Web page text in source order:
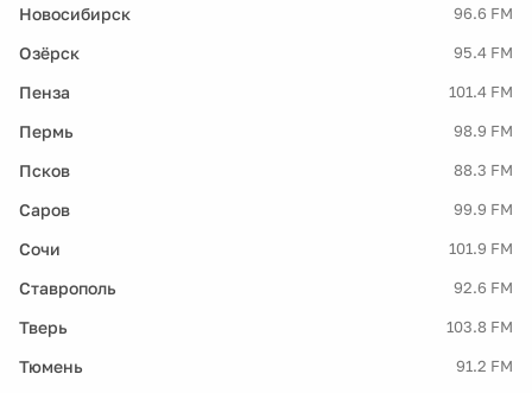
Новосибирск 96.6 FM
Озёрск 95.4 FM
Пенза 101.4 FM
Пермь 98.9 FM
Псков 88.3 FM
Саров 99.9 FM
Сочи 101.9 FM
Ставрополь 92.6 FM
Тверь 103.8 FM
Тюмень 91.2 FM